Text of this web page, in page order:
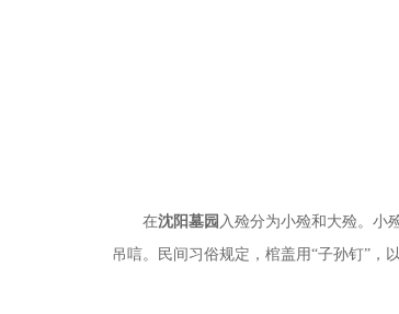
在沈阳墓园 入殓分为小殓和大殓。小
吊唁。民间习俗规定，棺盖用“子孙钉”，